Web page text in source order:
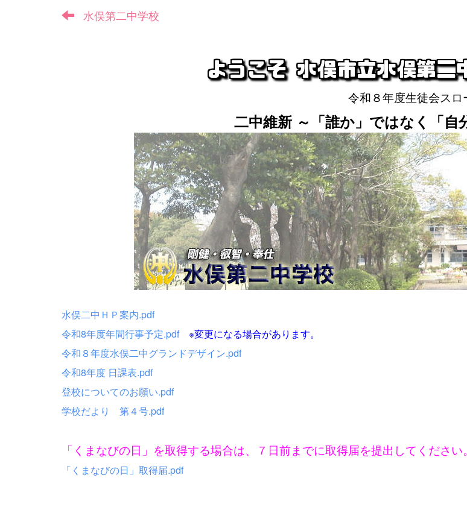
水俣第二中学校
令和８年度生徒会スロ
二中維新 ～「誰か」ではなく「自
水俣二中ＨＰ案内.pdf
令和8年度年間行事予定.pdf ※変更になる場合があります。
令和８年度水俣二中グランドデザイン.pdf
令和8年度 日課表.pdf
登校についてのお願い.pdf
学校だより 第４号.pdf
「くまなびの日」を取得する場合は、７日前までに取得届を提出してください。
「くまなびの日」取得届.pdf